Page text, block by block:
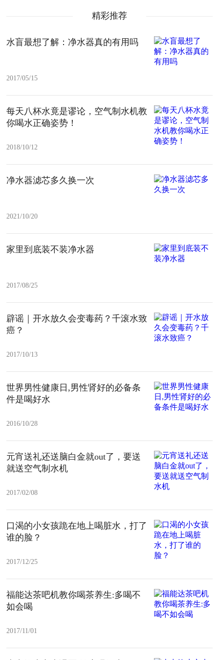
精彩推荐
水盲最想了解：净水器真的有用吗
2017/05/15
每天八杯水竟是谬论，空气制水机教
你喝水正确姿势！
2018/10/12
净水器滤芯多久换一次
2021/10/20
家里到底装不装净水器
2017/08/25
辟谣｜开水放久会变毒药？千滚水致
癌？
2017/10/13
世界男性健康日,男性肾好的必备条
件是喝好水
2016/10/28
元宵送礼还送脑白金就out了，要送
就送空气制水机
2017/02/08
口渴的小女孩跪在地上喝脏水，打了
谁的脸？
2017/12/25
福能达茶吧机教你喝茶养生:多喝不
如会喝
2017/11/01